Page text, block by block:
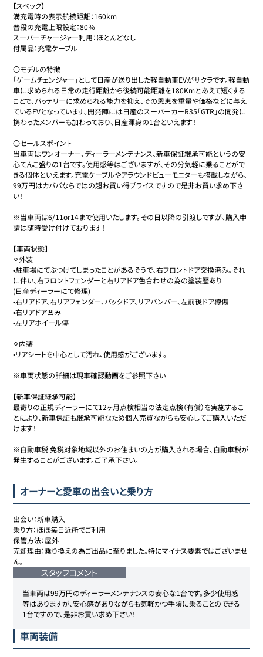
【スペック】
満充電時の表示航続距離：160km
普段の充電上限設定：80％
スーパーチャージャー利用：ほとんどなし
付属品：充電ケーブル
〇モデルの特徴
「ゲームチェンジャー」として日産が送り出した軽自動車EVがサクラです。軽自動
車に求められる日常の走行距離から後続可能距離を180Kmとあえて短くする
ことで、バッテリーに求められる能力を抑え、その恩恵を重量や価格などに与え
ているEVとなっています。開発陣には日産のスーパーカーR35「GTR」の開発に
携わったメンバーも加わっており、日産渾身の1台といえます！
〇セールスポイント
当車両はワンオーナー、ディーラーメンテナンス、新車保証継承可能というの安
心てんこ盛りの1台です。使用感等はございますが、その分気軽に乗ることがで
きる個体といえます。充電ケーブルやアラウンドビューモニターも搭載しながら、
99万円はカババならではの超お買い得プライスですので是非お買い求め下さ
い！
※当車両は6/11or14まで使用いたします。その日以降の引渡しですが、購入申
請は随時受け付けております！
【車両状態】
⚪︎外装
•駐車場にてぶつけてしまったことがあるそうで、右フロントドア交換済み。それ
に伴い、右フロントフェンダーと右リアドア色合わせの為の塗装歴あり
(日産ディーラーにて修理)
•右リアドア、右リアフェンダー、バックドア、リアバンパー、左前後ドア線傷
•右リアドア凹み
•左リアホイール傷
⚪︎内装
•リアシートを中心として汚れ、使用感がございます。
※車両状態の詳細は現車確認動画をご参照下さい
【新車保証継承可能】
最寄りの正規ディーラーにて12ヶ月点検相当の法定点検（有償）を実施するこ
とにより、新車保証も継承可能なため個人売買ながらも安心してご購入いただ
けます！
※自動車税 免税対象地域以外のお住まいの方が購入される場合、自動車税が
発生することがございます。ご了承下さい。
オーナーと愛車の出会いと乗り方
出会い：新車購入
乗り方：ほぼ毎日近所でご利用
保管方法：屋外
売却理由：乗り換えの為ご出品に至りました。特にマイナス要素ではございませ
ん。
スタッフコメント
当車両は99万円のディーラーメンテナンスの安心な1台です。多少使用感
等はありますが、安心感がありながらも気軽かつ手頃に乗ることのできる
1台ですので、是非お買い求め下さい！
車両装備